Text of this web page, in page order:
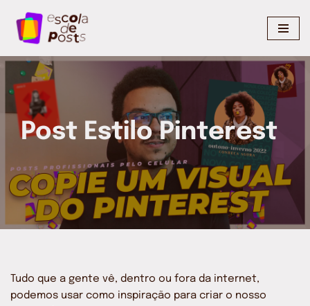
Pular
para
conteúdo
Post Estilo Pinterest
Tudo que a gente vê, dentro ou fora da internet,
podemos usar como inspiração para criar o nosso